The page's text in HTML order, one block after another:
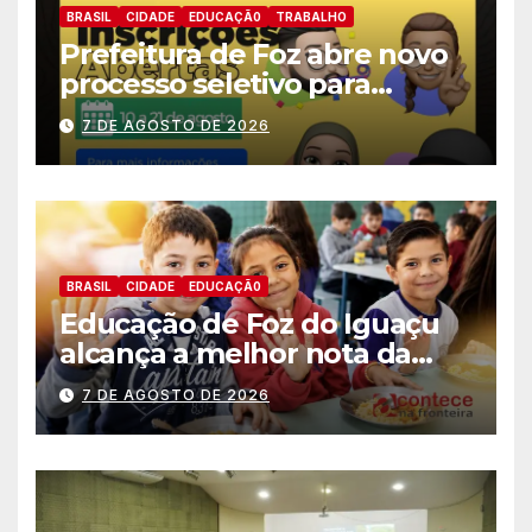
BRASIL CIDADE EDUCAÇÃ0 TRABALHO
Prefeitura de Foz abre novo
processo seletivo para
estagiários
7 DE AGOSTO DE 2026
BRASIL CIDADE EDUCAÇÃ0
Educação de Foz do Iguaçu
alcança a melhor nota da
história no IDEB
7 DE AGOSTO DE 2026